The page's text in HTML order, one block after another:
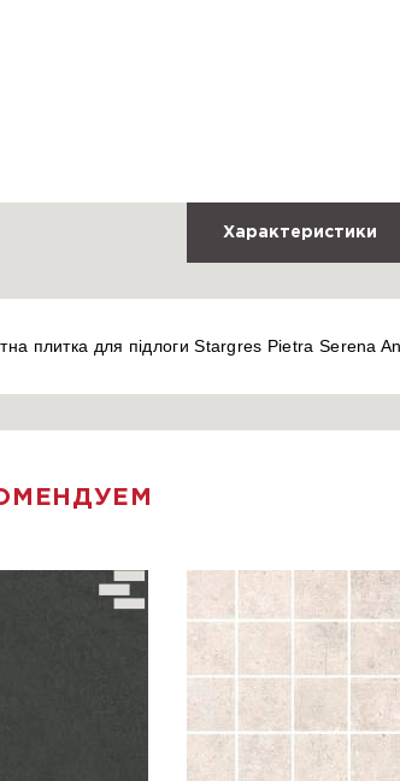
Характеристики
плитка для підлоги Stargres Pietra Serena